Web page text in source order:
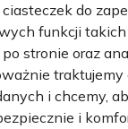
osób z
do
funkcji
stronie oraz
traktujemy
i chcemy,
i